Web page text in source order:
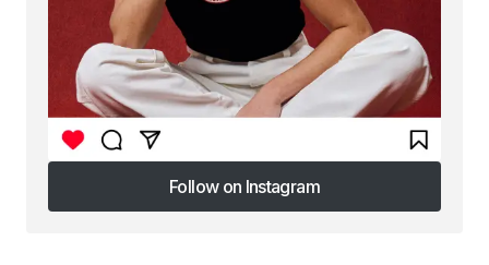
Follow on Instagram
Follow on Instagram